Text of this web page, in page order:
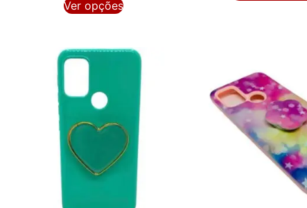
Ver opções